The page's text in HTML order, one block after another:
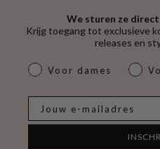
We sturen ze
Krijg toegang tot exclusieve
releases en
dames & heren
Voor dames